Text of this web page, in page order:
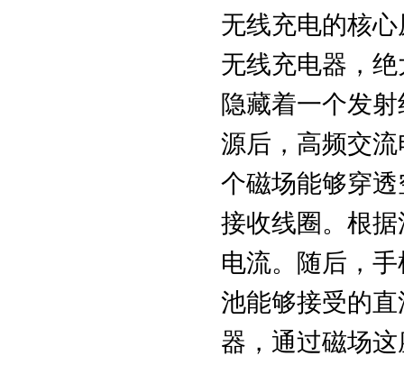
无线充电的核
无线充电器，
隐藏着一个发
源后，高频交
个磁场能够穿
接收线圈。根
电流。随后，
池能够接受的
器，通过磁场